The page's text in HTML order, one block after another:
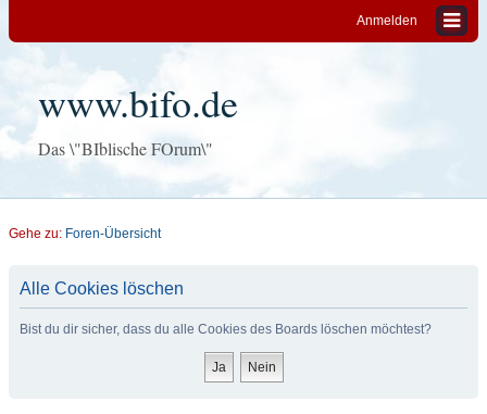
Anmelden
www.bifo.de
Das \"BIblische FOrum\"
Gehe zu: Foren-Übersicht
Alle Cookies löschen
Bist du dir sicher, dass du alle Cookies des Boards löschen möchtest?